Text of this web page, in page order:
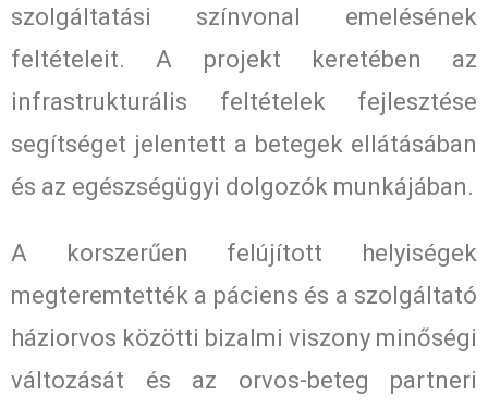
szolgáltatási színvonal emelésének
feltételeit. A projekt keretében az
infrastrukturális feltételek fejlesztése
segítséget jelentett a betegek ellátásában
és az egészségügyi dolgozók munkájában.
A korszerűen felújított helyiségek
megteremtették a páciens és a szolgáltató
háziorvos közötti bizalmi viszony minőségi
változását és az orvos-beteg partneri